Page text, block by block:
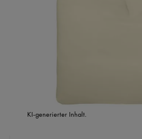
KI-generierter Inhalt.